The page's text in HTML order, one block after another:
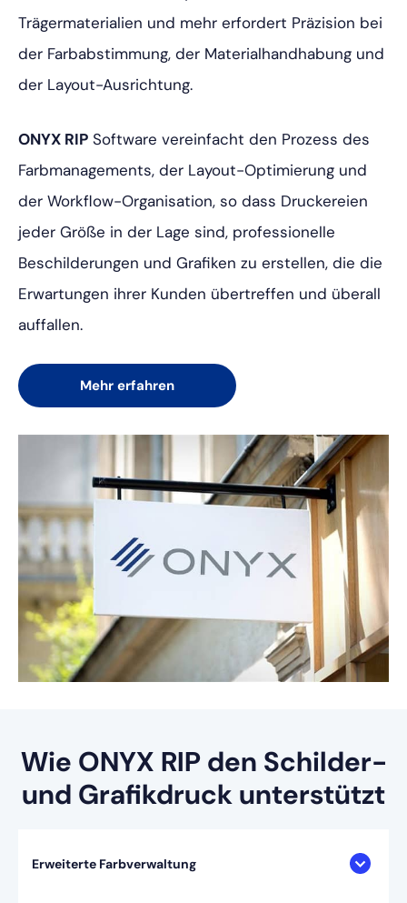
Trägermaterialien und mehr erfordert Präzision bei
der Farbabstimmung, der Materialhandhabung und
der Layout-Ausrichtung.
ONYX RIP Software vereinfacht den Prozess des
Farbmanagements, der Layout-Optimierung und
der Workflow-Organisation, so dass Druckereien
jeder Größe in der Lage sind, professionelle
Beschilderungen und Grafiken zu erstellen, die die
Erwartungen ihrer Kunden übertreffen und überall
auffallen.
Mehr erfahren
Wie ONYX RIP den Schilder-
und Grafikdruck unterstützt
Erweiterte Farbverwaltung